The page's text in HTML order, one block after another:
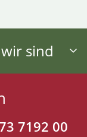
sind
7192 00